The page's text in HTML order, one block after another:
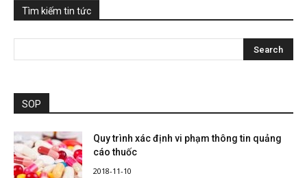
Tìm kiếm tin tức
SOP
Quy trình xác định vi phạm thông tin quảng
cáo thuốc
2018-11-10